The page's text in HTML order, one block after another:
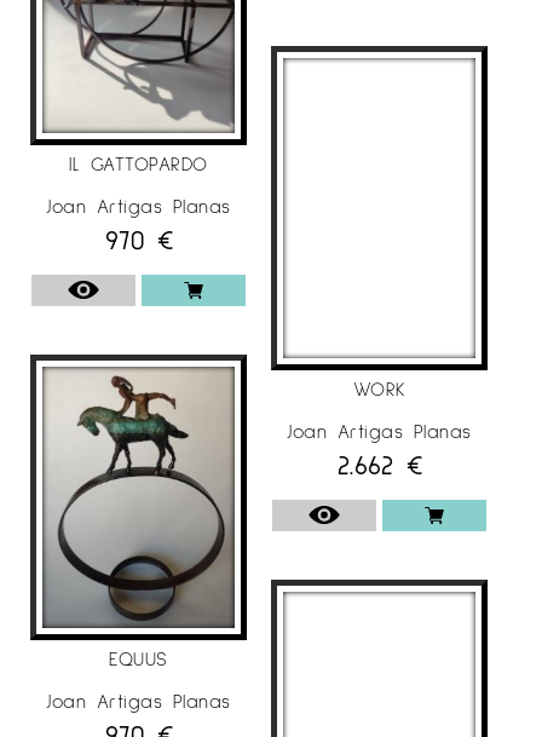
IL GATTOPARDO
Joan Artigas Planas
970 €
EQUUS
Joan Artigas Planas
WORK
Joan Artigas Planas
2.662 €